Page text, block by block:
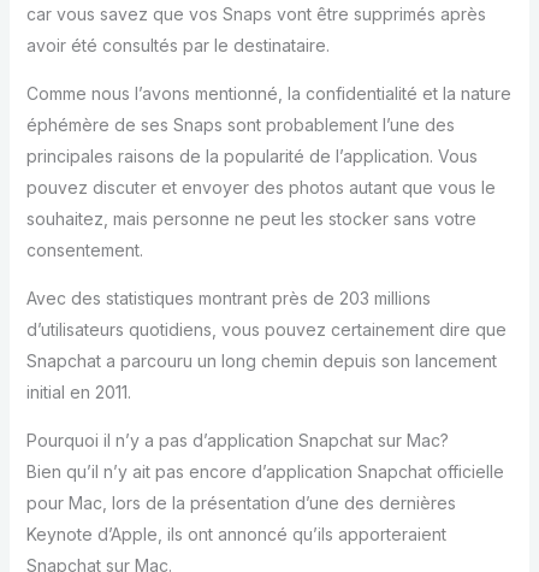
car vous savez que vos Snaps vont être supprimés après
avoir été consultés par le destinataire.
Comme nous l’avons mentionné, la confidentialité et la nature
éphémère de ses Snaps sont probablement l’une des
principales raisons de la popularité de l’application. Vous
pouvez discuter et envoyer des photos autant que vous le
souhaitez, mais personne ne peut les stocker sans votre
consentement.
Avec des statistiques montrant près de 203 millions
d’utilisateurs quotidiens, vous pouvez certainement dire que
Snapchat a parcouru un long chemin depuis son lancement
initial en 2011.
Pourquoi il n’y a pas d’application Snapchat sur Mac?
Bien qu’il n’y ait pas encore d’application Snapchat officielle
pour Mac, lors de la présentation d’une des dernières
Keynote d’Apple, ils ont annoncé qu’ils apporteraient
Snapchat sur Mac.